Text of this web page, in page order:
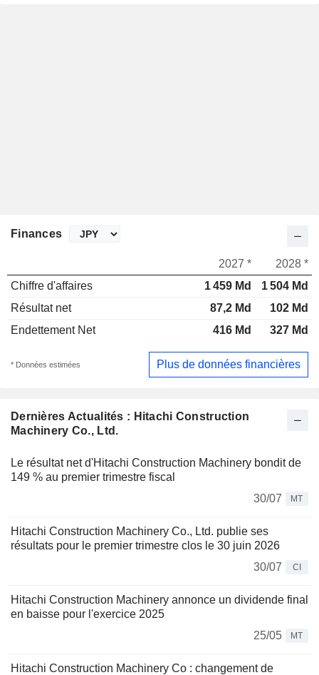
Dernières Actualités : Hitachi Construction
Machinery Co., Ltd.
Le résultat net d'Hitachi Construction Machinery bondit de
149 % au premier trimestre fiscal
30/07
MT
Hitachi Construction Machinery Co., Ltd. publie ses
résultats pour le premier trimestre clos le 30 juin 2026
30/07
CI
Hitachi Construction Machinery annonce un dividende final
en baisse pour l'exercice 2025
25/05
MT
Hitachi Construction Machinery Co : changement de
Finances
2027 *
2028 *
Chiffre d'affaires
1 459 Md
1 504 Md
Résultat net
87,2 Md
102 Md
Endettement Net
416 Md 327 Md
* Données estimées Plus de données financières